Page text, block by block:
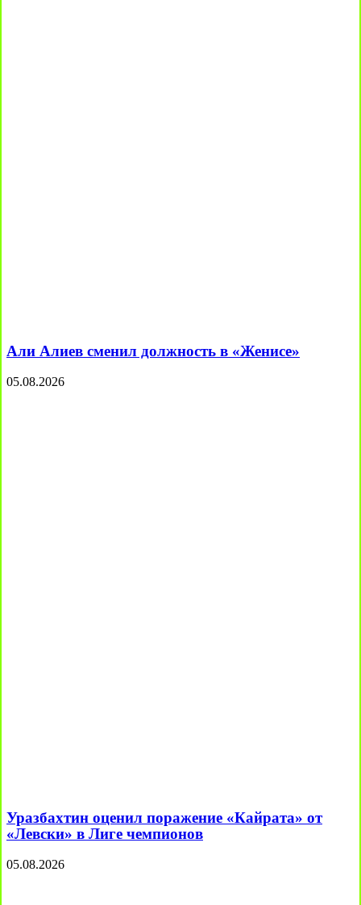
Али Алиев сменил должность в «Женисе»
05.08.2026
Уразбахтин оценил поражение «Кайрата» от
«Левски» в Лиге чемпионов
05.08.2026